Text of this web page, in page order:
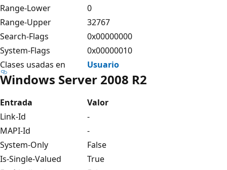
Range-Lower
0
Range-Upper
32767
Search-Flags
0x00000000
System-Flags
0x00000010
Clases usadas en
Usuario
Windows Server 2008 R2
Entrada
Valor
Link-Id
-
MAPI-Id
-
System-Only
False
Is-Single-Valued
True